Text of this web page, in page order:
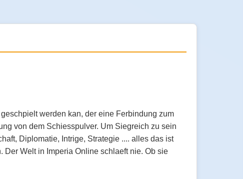
werden kan, der eine Ferbindung zum
von dem Schiesspulver. Um Siegreich zu sein
Diplomatie, Intrige, Strategie .... alles das ist
Welt in Imperia Online schlaeft nie. Ob sie